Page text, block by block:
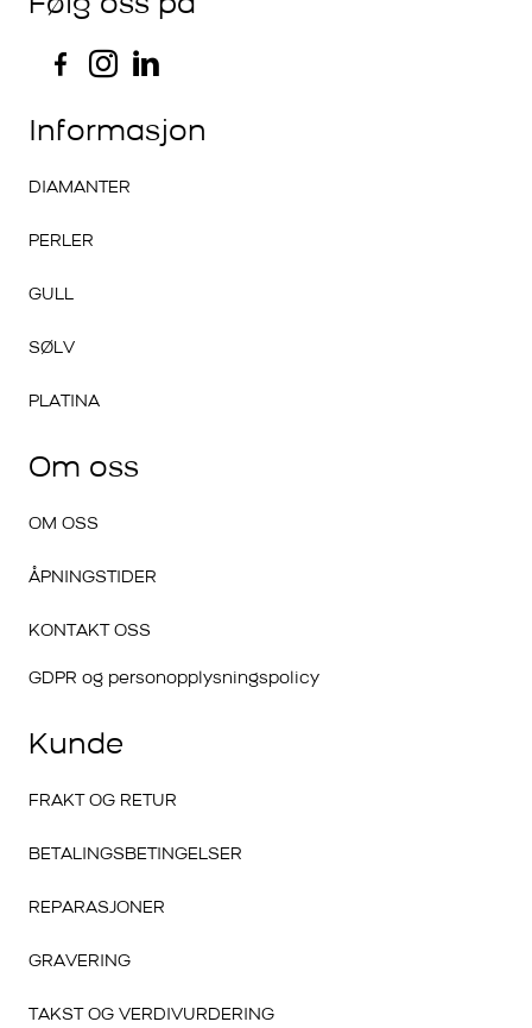
Informasjon
DIAMANTER
PERLER
GULL
SØLV
PLATINA
Om oss
OM OSS
ÅPNINGSTIDER
KONTAKT OSS
GDPR og personopplysningspolicy
Kunde
FRAKT OG RETUR
BETALINGSBETINGELSER
REPARASJONER
GRAVERING
TAKST OG VERDIVURDERING